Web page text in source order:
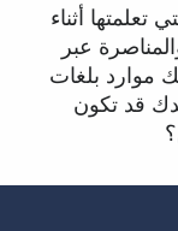
أثناء
عبر
موارد بلغات
قد تكون